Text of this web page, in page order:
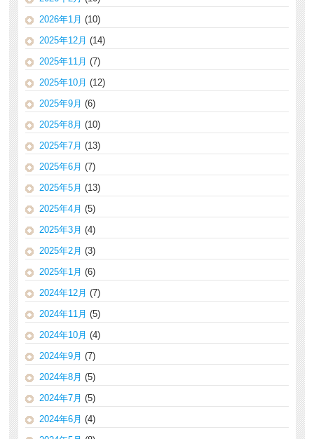
2026年1月 (10)
2025年12月 (14)
2025年11月 (7)
2025年10月 (12)
2025年9月 (6)
2025年8月 (10)
2025年7月 (13)
2025年6月 (7)
2025年5月 (13)
2025年4月 (5)
2025年3月 (4)
2025年2月 (3)
2025年1月 (6)
2024年12月 (7)
2024年11月 (5)
2024年10月 (4)
2024年9月 (7)
2024年8月 (5)
2024年7月 (5)
2024年6月 (4)